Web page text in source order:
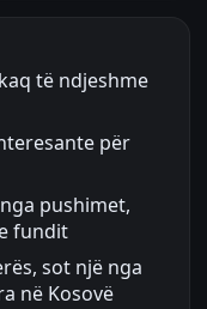
të ndjeshme
për
pushimet,
fundit
sot një nga
në Kosovë